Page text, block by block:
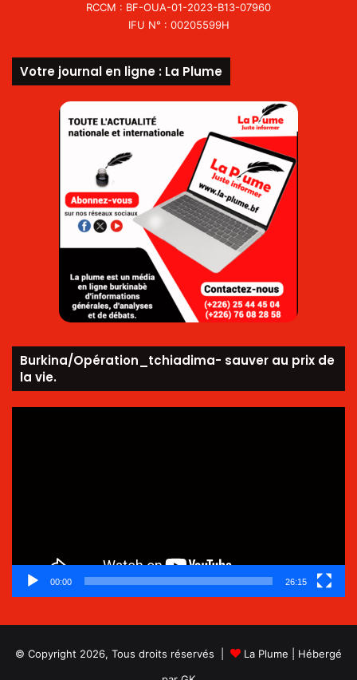
RCCM : BF-OUA-01-2023-B13-07960
IFU N° : 00205599H
Votre journal en ligne : La Plume
Burkina/Opération_tchiadima- sauver au prix de
la vie.
00:00 26:15
© Copyright 2026, Tous droits réservés | La Plume | Hébergé